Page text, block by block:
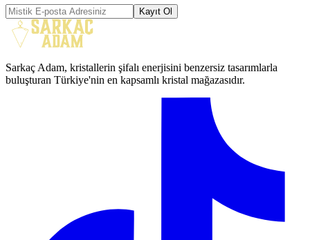
Kayıt Ol
Sarkaç Adam, kristallerin şifalı enerjisini benzersiz tasarımlarla
buluşturan Türkiye'nin en kapsamlı kristal mağazasıdır.